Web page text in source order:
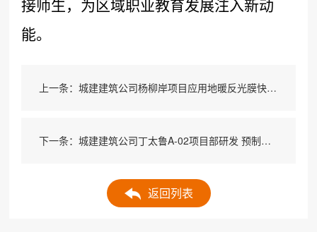
接师生，为区域职业教育发展注入新动
能。
上一条：城建建筑公司杨柳岸项目应用地暖反光膜快速粘贴新帮手
下一条：城建建筑公司丁太鲁A-02项目部研发 预制剪力墙预留钢筋定位装置
返回列表